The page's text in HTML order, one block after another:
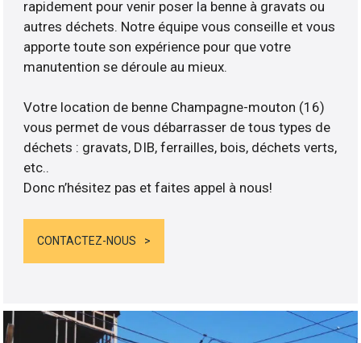
rapidement pour venir poser la benne à gravats ou
autres déchets. Notre équipe vous conseille et vous
apporte toute son expérience pour que votre
manutention se déroule au mieux.
Votre location de benne Champagne-mouton (16)
vous permet de vous débarrasser de tous types de
déchets : gravats, DIB, ferrailles, bois, déchets verts,
etc..
Donc n’hésitez pas et faites appel à nous!
CONTACTEZ-NOUS